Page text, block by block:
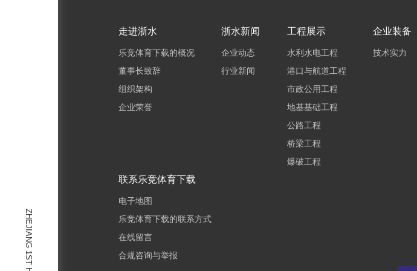
ZHEJIANG 1ST HYDRO
走进浙水
乐竞体育下载的概况
董事长致辞
组织架构
企业荣誉
浙水新闻
企业动态
行业新闻
工程展示
水利水电工程
港口与航道工程
市政公用工程
地基基础工程
公路工程
桥梁工程
爆破工程
企业装备
技术实力
联系乐竞体育下载
电子地图
乐竞体育下载的联系方式
在线留言
合规咨询与举报